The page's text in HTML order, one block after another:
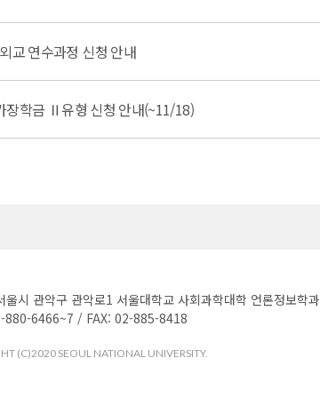
교 연수과정 신청 안내
장학금 Ⅱ유형 신청 안내(~11/18)
시 관악구 관악로1 서울대학교 사회과학대학 언론정보학과
880-6466~7 / FAX: 02-885-8418
(C)2020 SEOUL NATIONAL UNIVERSITY.